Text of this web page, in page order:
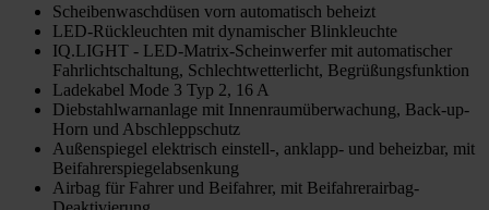
Scheibenwaschdüsen vorn automatisch beheizt
LED-Rückleuchten mit dynamischer Blinkleuchte
IQ.LIGHT - LED-Matrix-Scheinwerfer mit automatischer
Fahrlichtschaltung, Schlechtwetterlicht, Begrüßungsfunktion
Ladekabel Mode 3 Typ 2, 16 A
Diebstahlwarnanlage mit Innenraumüberwachung, Back-up-
Horn und Abschleppschutz
Außenspiegel elektrisch einstell-, anklapp- und beheizbar, mit
Beifahrerspiegelabsenkung
Airbag für Fahrer und Beifahrer, mit Beifahrerairbag-